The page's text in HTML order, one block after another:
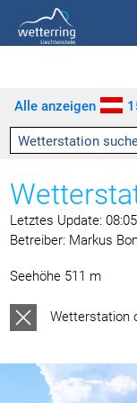
Zum Inhalt springen
Zum linken
Zum rechten
Zu den Inhalten im
Alle anzeigen
Letztes Update:
Betreiber: Markus
Seehöhe 511 m
Wetterstation